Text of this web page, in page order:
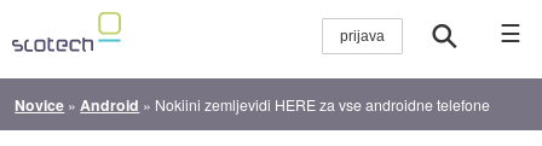
☰
Novice » Android » Nokiini zemljevidi HERE za vse androidne telefone